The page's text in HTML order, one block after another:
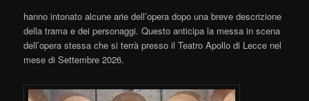
hanno intonato alcune arie dell’opera dopo una breve descrizione
della trama e dei personaggi. Questo anticipa la messa in scena
dell’opera stessa che si terrà presso il Teatro Apollo di Lecce nel
mese di Settembre 2026.